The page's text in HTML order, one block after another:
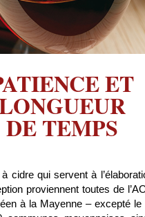
ET
DE TEMPS
cidre qui servent à
proviennent toutes de
à la Mayenne – excepté le